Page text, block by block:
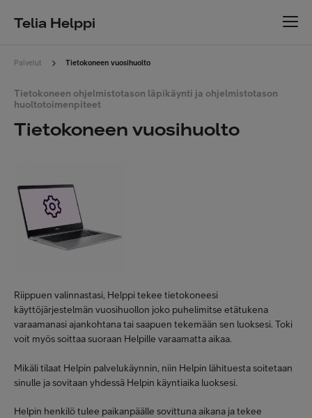
Telia Helppi
Palvelut Tietokoneen vuosihuolto
Tietokoneen ohjelmistotason läpikäynti ja ohjelmistotason
huoltotoimenpiteet
Tietokoneen vuosihuolto
Riippuen valinnastasi, Helppi tekee tietokoneesi
käyttöjärjestelmän vuosihuollon joko puhelimitse etätukena
varaamanasi ajankohtana tai saapuen tekemään sen luoksesi. Toki
voit myös soittaa suoraan Helpille varaamatta aikaa.
Mikäli tilaat Helpin palvelukäynnin, niin Helpin lähituesta soitetaan
sinulle ja sovitaan yhdessä Helpin käyntiaika luoksesi.
Helpin henkilö tulee paikanpäälle sovittuna aikana ja tekee